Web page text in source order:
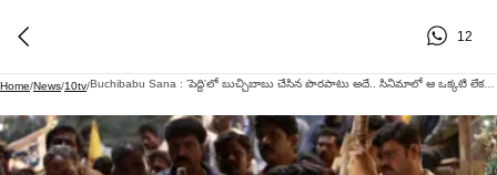
12
Home/News/10tv/ Buchibabu Sana : 'పెద్ది'లో బుచ్చిబాబు చేసిన పొరపాటు అదే.. సినిమాలో ఆ ఒక్కటి లేకపోయి ఉంటే..